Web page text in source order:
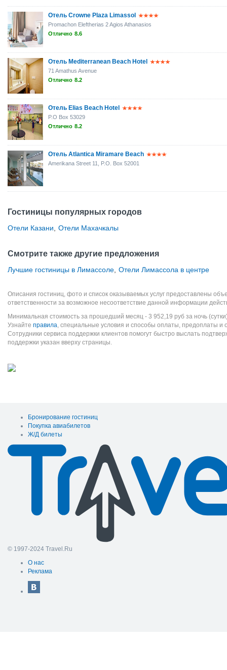
Отель Crowne Plaza Limassol
Promachon Eleftherias 2 Agios Athanasios
Отлично 8.6
Отель Mediterranean Beach Hotel
71 Amathus Avenue
Отлично 8.2
Отель Elias Beach Hotel
P.O Box 53029
Отлично 8.2
Отель Atlantica Miramare Beach
Amerikana Street 11, P.O. Box 52001
Гостиницы популярных городов
Отели Казани Отели Махачкалы
Смотрите также другие предложения
Лучшие гостиницы в Лимассоле Отели Лимассола в центре
Описания гостиниц, фото и список оказываемых услуг предоставлены
ответственности за возможное несоответствие данной информации
Минимальная стоимость за прошедший месяц - 3 952,19 руб за ночь
Узнайте правила, специальные условия и способы оплаты, предоплаты и
Сотрудники сервиса поддержки клиентов помогут быстро выслать
поддержки указан вверху страницы.
Бронирование гостиниц
Покупка авиабилетов
Ж/Д билеты
© 1997-2024 Travel.Ru
О нас
Реклама